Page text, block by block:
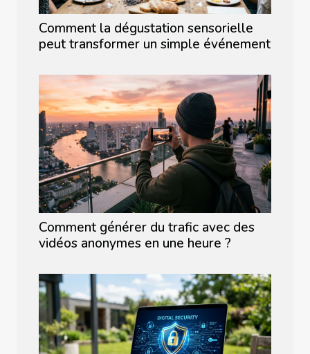
Comment la dégustation sensorielle
peut transformer un simple événement
Comment générer du trafic avec des
vidéos anonymes en une heure ?